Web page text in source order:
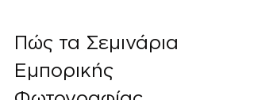
Πώς τα Σεμινάρια
Εμπορικής